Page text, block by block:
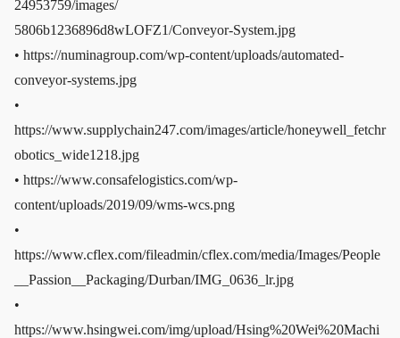
24953759/images/
5806b1236896d8wLOFZ1/Conveyor-System.jpg
• https://numinagroup.com/wp-content/uploads/automated-
conveyor-systems.jpg
•
https://www.supplychain247.com/images/article/honeywell_fetchr
obotics_wide1218.jpg
• https://www.consafelogistics.com/wp-
content/uploads/2019/09/wms-wcs.png
•
https://www.cflex.com/fileadmin/cflex.com/media/Images/People
__Passion__Packaging/Durban/IMG_0636_lr.jpg
•
https://www.hsingwei.com/img/upload/Hsing%20Wei%20Machi